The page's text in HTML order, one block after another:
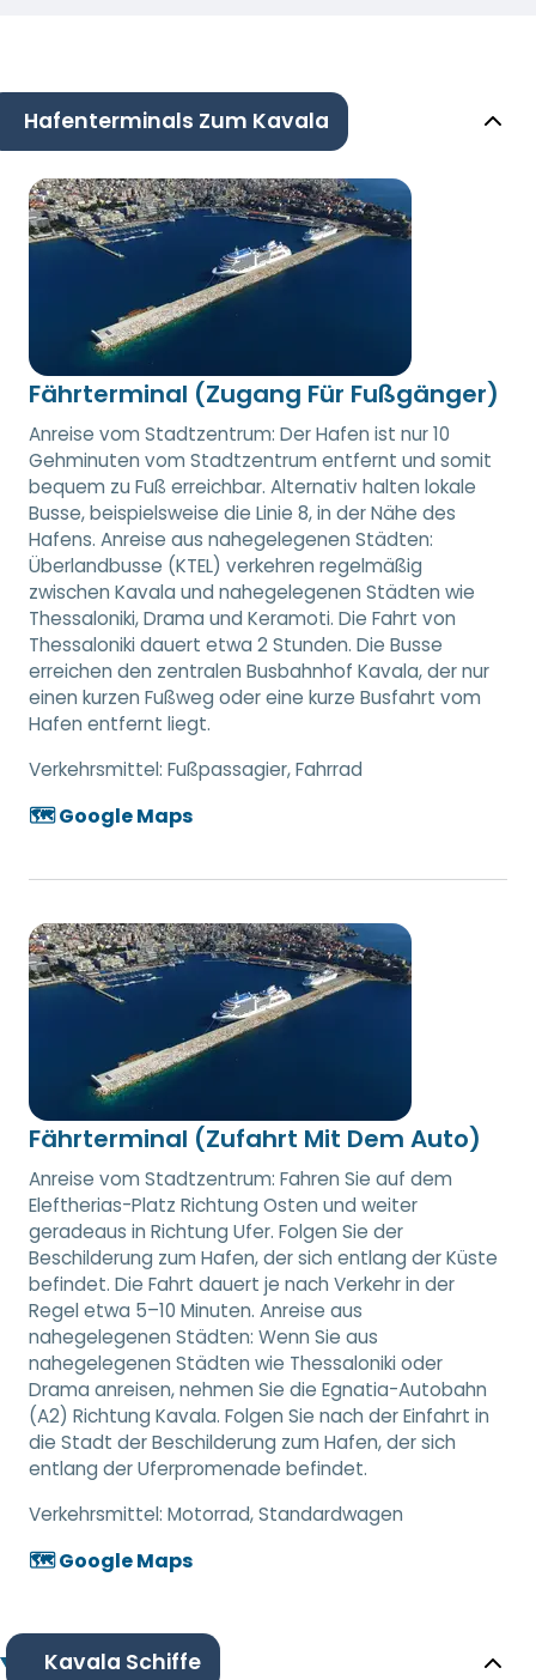
Hafenterminals Zum Kavala
Fährterminal (Zugang Für Fußgänger)
Anreise vom Stadtzentrum: Der Hafen ist nur 10
Gehminuten vom Stadtzentrum entfernt und somit
bequem zu Fuß erreichbar. Alternativ halten lokale
Busse, beispielsweise die Linie 8, in der Nähe des
Hafens. Anreise aus nahegelegenen Städten:
Überlandbusse (KTEL) verkehren regelmäßig
zwischen Kavala und nahegelegenen Städten wie
Thessaloniki, Drama und Keramoti. Die Fahrt von
Thessaloniki dauert etwa 2 Stunden. Die Busse
erreichen den zentralen Busbahnhof Kavala, der nur
einen kurzen Fußweg oder eine kurze Busfahrt vom
Hafen entfernt liegt.
Verkehrsmittel: Fußpassagier, Fahrrad
🗺️ Google Maps
Fährterminal (Zufahrt Mit Dem Auto)
Anreise vom Stadtzentrum: Fahren Sie auf dem
Eleftherias-Platz Richtung Osten und weiter
geradeaus in Richtung Ufer. Folgen Sie der
Beschilderung zum Hafen, der sich entlang der Küste
befindet. Die Fahrt dauert je nach Verkehr in der
Regel etwa 5–10 Minuten. Anreise aus
nahegelegenen Städten: Wenn Sie aus
nahegelegenen Städten wie Thessaloniki oder
Drama anreisen, nehmen Sie die Egnatia-Autobahn
(A2) Richtung Kavala. Folgen Sie nach der Einfahrt in
die Stadt der Beschilderung zum Hafen, der sich
entlang der Uferpromenade befindet.
Verkehrsmittel: Motorrad, Standardwagen
🗺️ Google Maps
Kavala Schiffe